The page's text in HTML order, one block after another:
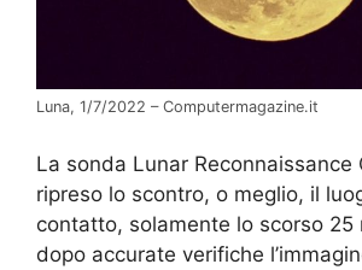
Luna, 1/7/2022 – Computermagazine.it
La sonda Lunar Reconnaissance
ripreso lo scontro, o meglio, il
contatto, solamente lo scorso 25
dopo accurate verifiche